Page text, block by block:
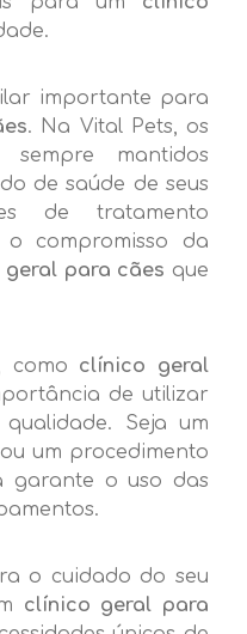
importante para
. Na Vital Pets, os
mantidos
de saúde de seus
de tratamento
o compromisso da
para cães que
como clínico geral
de utilizar
Seja um
um procedimento
garante o uso das
o cuidado do seu
clínico geral para